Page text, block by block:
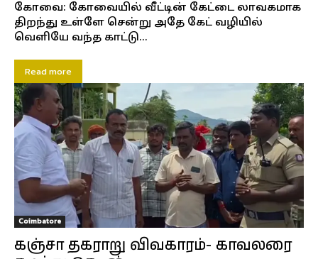
கோவை: கோவையில் வீட்டின் கேட்டை லாவகமாக
திறந்து உள்ளே சென்று அதே கேட் வழியில்
வெளியே வந்த காட்டு...
Read more
Coimbatore
கஞ்சா தகராறு விவகாரம்- காவலரை